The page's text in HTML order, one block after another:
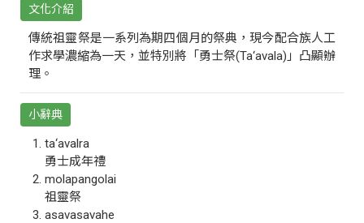
文化介紹
傳統祖靈祭是一系列為期四個月的祭典，現今配合族人工
作求學濃縮為一天，並特別將「勇士祭(Ta‘avala)」凸顯辦
理。
小辭典
ta‘avalra
勇士成年禮
molapangolai
祖靈祭
asavasavahe